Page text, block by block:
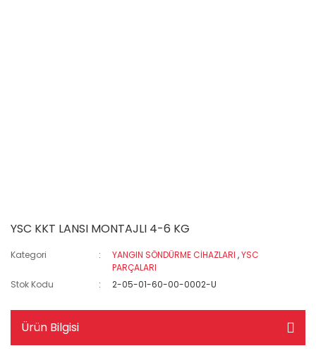
YSC KKT LANSI MONTAJLI 4-6 KG
Kategori YANGIN SÖNDÜRME CİHAZLARI ,YSC
PARÇALARI
Stok Kodu
2-05-01-60-00-0002-U
Ürün Bilgisi